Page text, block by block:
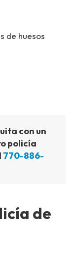
de huesos
con un
policía
770-886-
de